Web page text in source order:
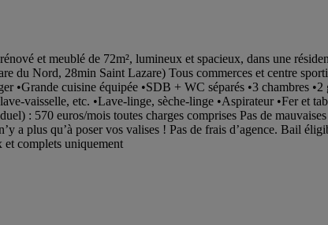
et meublé de 72m², lumineux et spacieux, dans une
du Nord, 28min Saint Lazare) Tous commerces et centre
•Grande cuisine équipée •SDB + WC séparés •3 chambres
vaisselle, etc. •Lave-linge, sèche-linge •Aspirateur •Fer et
: 570 euros/mois toutes charges comprises Pas de
a plus qu’à poser vos valises ! Pas de frais d’agence. Bail
et complets uniquement